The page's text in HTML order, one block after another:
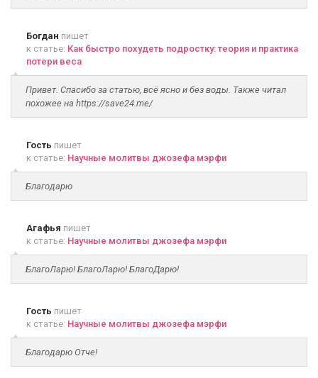
Богдан пишет
к статье: Как быстро похудеть подростку: теория и практика
потери веса
Привет. Спасибо за статью, всё ясно и без воды. Также читал
похожее на https://save24.me/
Гость пишет
к статье: Научные молитвы джозефа мэрфи
Благодарю
Агафья пишет
к статье: Научные молитвы джозефа мэрфи
БлагоЛарю! БлагоЛарю! БлагоДарю!
Гость пишет
к статье: Научные молитвы джозефа мэрфи
Благодарю Отче!